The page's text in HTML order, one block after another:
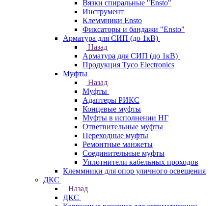
Вязки спиральные "Ensto"
Инструмент
Клеммники Ensto
Фиксаторы и бандажи "Ensto"
Арматура для СИП (до 1кВ)
Назад
Арматура для СИП (до 1кВ)
Продукция Tyco Electronics
Муфты
Назад
Муфты
Адаптеры РИКС
Концевые муфты
Муфты в исполнении НГ
Ответвительные муфты
Переходные муфты
Ремонтные манжеты
Соединительные муфты
Уплотнители кабельных проходов
Клеммники для опор уличного освещения
ДКС
Назад
ДКС